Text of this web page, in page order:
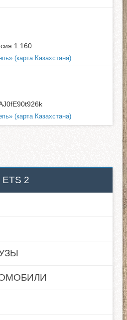
1.160
(карта Казахстана)
(карта Казахстана)
2